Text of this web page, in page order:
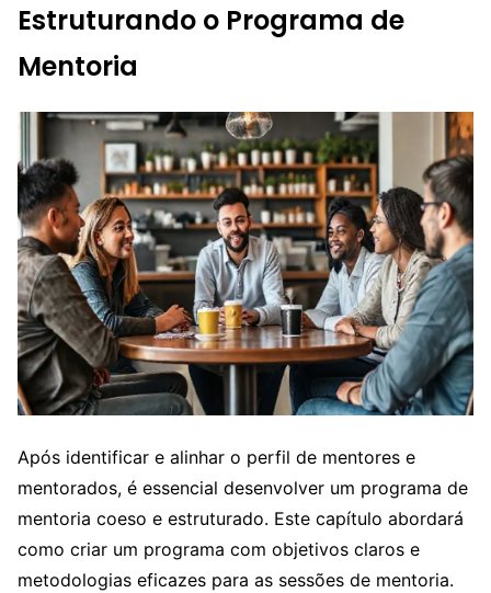
Estruturando o Programa de
Mentoria
Após identificar e alinhar o perfil de mentores e
mentorados, é essencial desenvolver um programa de
mentoria coeso e estruturado. Este capítulo abordará
como criar um programa com objetivos claros e
metodologias eficazes para as sessões de mentoria.